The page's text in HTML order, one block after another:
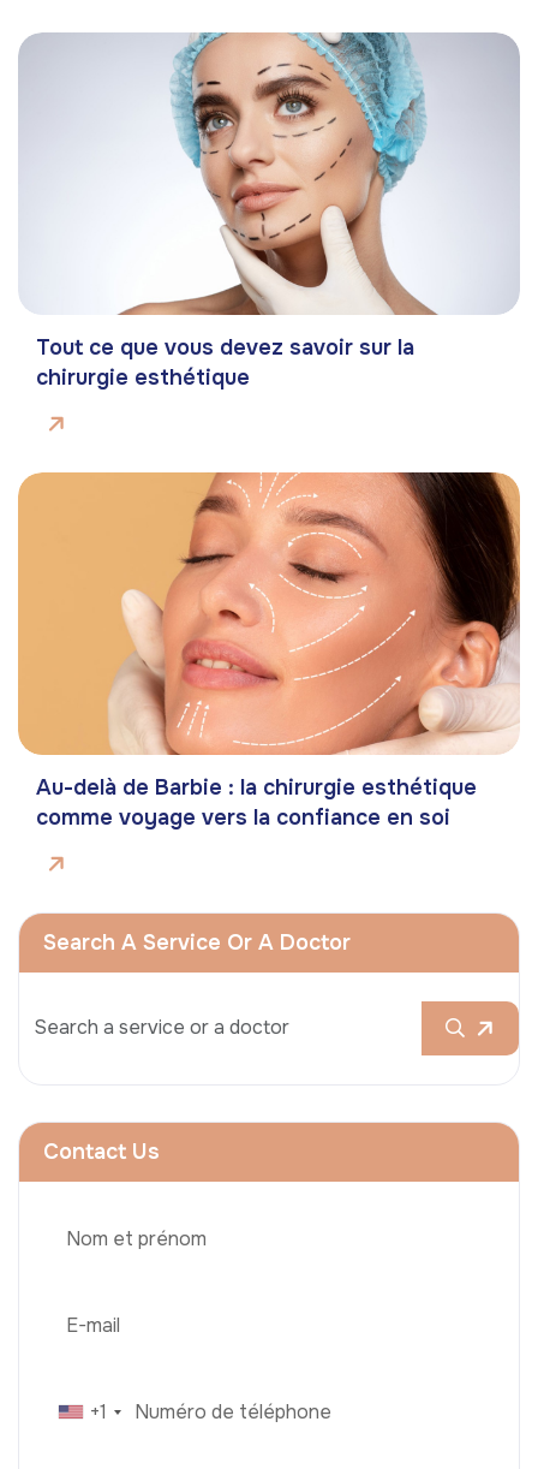
Tout ce que vous devez savoir sur la
chirurgie esthétique
Au-delà de Barbie : la chirurgie esthétique
comme voyage vers la confiance en soi
Search A Service Or A Doctor
Contact Us
+1